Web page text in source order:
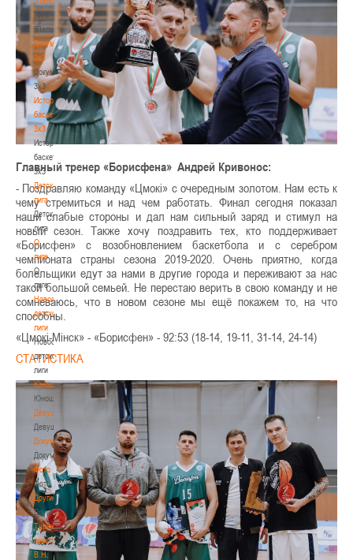
Лига
"Палова"
Документы
3х3
Документы
3х3
История
баскетбола
3х3
История
баскетбола
3х3
Детская
лига
Детская
лига
О
лиге
О
лиге
Новости
детской
лиги
Новости
детской
лиги
Юноши
Юноши
Девушки
Девушки
Документы
Документы
Фото
Фото
Другие
Другие
Турнир
памяти
В.Н.
Главный тренер «Борисфена» Андрей Кривонос:
- Поздравляю команду «Цмокі» с очередным золотом. Нам есть к
чему стремиться и над чем работать. Финал сегодня показал
наши слабые стороны и дал нам сильный заряд и стимул на
новый сезон. Также хочу поздравить тех, кто поддерживает
«Борисфен» с возобновлением баскетбола и с серебром
чемпионата страны сезона 2019-2020. Очень приятно, когда
болельщики едут за нами в другие города и переживают за нас
такой большой семьей. Не перестаю верить в свою команду и не
сомневаюсь, что в новом сезоне мы ещё покажем то, на что
способны.
«Цмокi-Мiнск» - «Борисфен» - 92:53 (18-14, 19-11, 31-14, 24-14)
СТАТИСТИКА